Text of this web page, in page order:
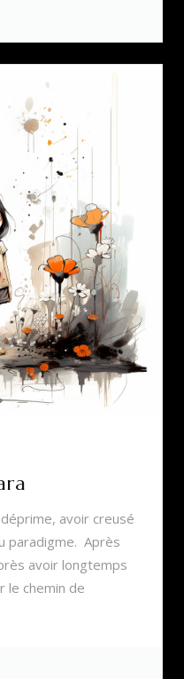
avoir creusé
paradigme. Après
avoir longtemps
le chemin de